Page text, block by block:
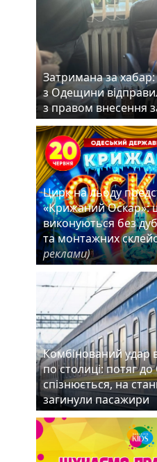
Затримана за
з Одещини
з правом внесення
Цирк на льоду
«Крижаний Оскар»:
виконуються без
та монтажних
реклами)
Комбінований удар
по столиці: потяг
спізнюється, на
загинули пасажири